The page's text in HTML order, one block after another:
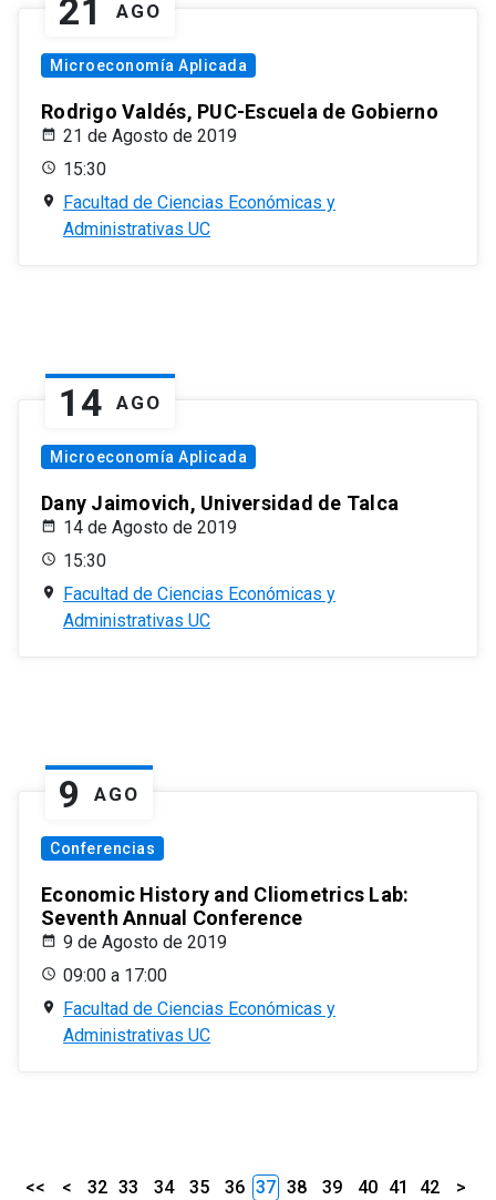
21 AGO
Microeconomía Aplicada
Rodrigo Valdés, PUC-Escuela de Gobierno
21 de Agosto de 2019
15:30
Facultad de Ciencias Económicas y
Administrativas UC
14 AGO
Microeconomía Aplicada
Dany Jaimovich, Universidad de Talca
14 de Agosto de 2019
15:30
Facultad de Ciencias Económicas y
Administrativas UC
9 AGO
Conferencias
Economic History and Cliometrics Lab:
Seventh Annual Conference
9 de Agosto de 2019
09:00 a 17:00
Facultad de Ciencias Económicas y
Administrativas UC
<< < 32 33 34 35 36 37 38 39 40 41 42 >